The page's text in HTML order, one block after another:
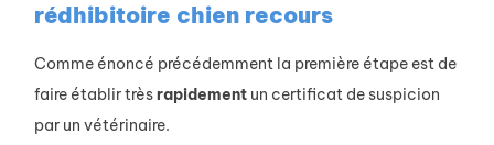
rédhibitoire chien recours
Comme énoncé précédemment la première étape est de
faire établir trèsrapidement un certificat de suspicion
par un vétérinaire.